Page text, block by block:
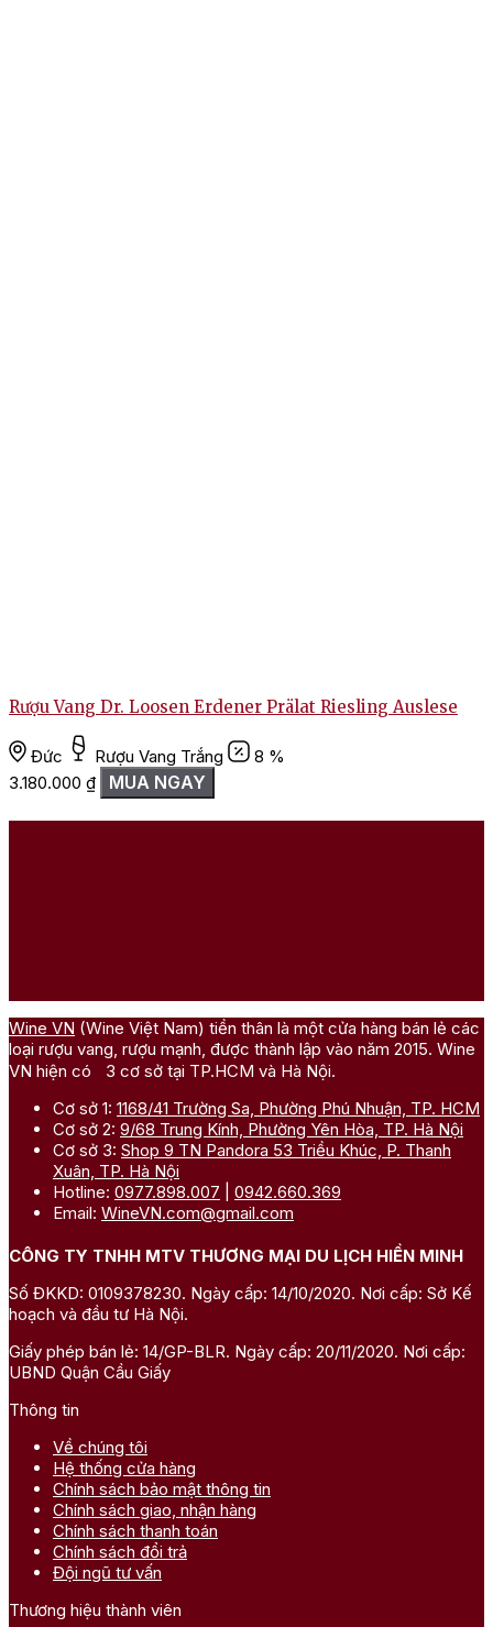
Rượu Vang Dr. Loosen Erdener Prälat Riesling Auslese
Đức Rượu Vang Trắng
8 %
3.180.000 ₫ MUA NGAY
Wine VN (Wine Việt Nam) tiền thân là một cửa hàng bán lẻ các
loại rượu vang, rượu mạnh, được thành lập vào năm 2015. Wine
VN hiện có 3 cơ sở tại TP.HCM và Hà Nội.
Cơ sở 1: 1168/41 Trường Sa, Phường Phú Nhuận, TP. HCM
Cơ sở 2: 9/68 Trung Kính, Phường Yên Hòa, TP. Hà Nội
Cơ sở 3: Shop 9 TN Pandora 53 Triều Khúc, P. Thanh
Xuân, TP. Hà Nội
Hotline: 0977.898.007
0942.660.369
Email: WineVN.com@gmail.com
CÔNG TY TNHH MTV THƯƠNG MẠI DU LỊCH HIỀN MINH
Số ĐKKD: 0109378230. Ngày cấp: 14/10/2020. Nơi cấp: Sở Kế
hoạch và đầu tư Hà Nội.
Giấy phép bán lẻ: 14/GP-BLR. Ngày cấp: 20/11/2020. Nơi cấp:
UBND Quận Cầu Giấy
Thông tin
Về chúng tôi
Hệ thống cửa hàng
Chính sách bảo mật thông tin
Chính sách giao, nhận hàng
Chính sách thanh toán
Chính sách đổi trả
Đội ngũ tư vấn
Thương hiệu thành viên